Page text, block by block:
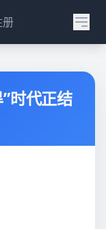
册
时代正结